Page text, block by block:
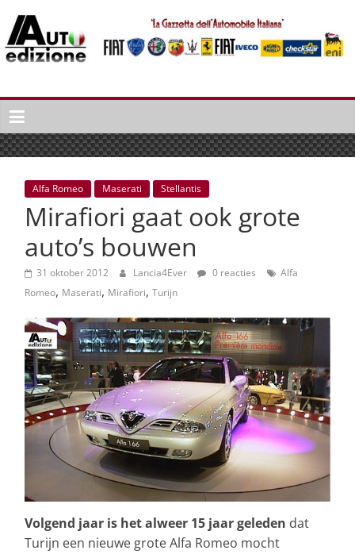
naar
inhoud
Auto
Edizione
La
Gazetta
dell'Automobile
Italiana
autonieuws
lifestyle
Alfa Romeo Maserati Stellantis
Mirafiori gaat ook grote
auto’s bouwen
31 oktober 2012 Lancia4Ever 0 reacties
Alfa
Romeo, Maserati, Mirafiori, Turijn
Volgend jaar is het alweer 15 jaar geleden dat
Turijn een nieuwe grote Alfa Romeo mocht